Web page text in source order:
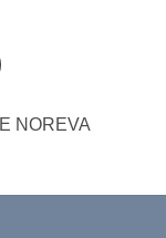
NOREVA